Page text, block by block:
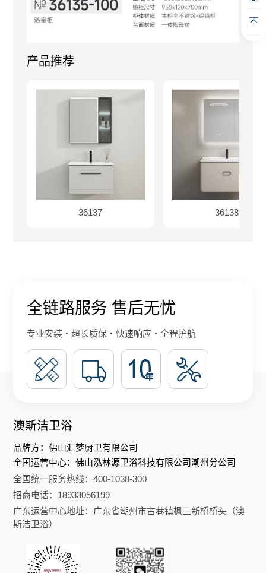
产品推荐
36137 36138
全链路服务 售后无忧
专业安装・超长质保・快速响应・全程护航
澳斯洁卫浴
品牌方：佛山汇梦厨卫有限公司
全国运营中心：佛山泓林源卫浴科技有限公司潮州分公司
全国统一服务热线：400-1038-300
招商电话：18933056199
广东运营中心地址：广东省潮州市古巷镇枫三新桥桥头（澳
斯洁卫浴）